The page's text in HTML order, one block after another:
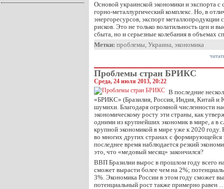
Основой украинской экономики и экспорта с
горно-металлургический комплекс. Но, в
энергоресурсов, экспорт металлопродукции
рисков. Это не только волатильность цен и
сбыта, но и серьезные колебания в объемах
Метки: проблемы, Украина, экономика
Проблемы стран БРИКС
Среда, 24 июля 2013, 20:22
В последние
«БРИКС» (Бразилия, Россия, Индия, Китай и
шумихи. Благодаря огромной численности
экономическому росту эти страны, как
одними из крупнейших экономик в мире, а в
крупной экономикой в мире уже к 2020
во многих других странах с
последнее время наблюдается резкий
это, что «медовый месяц» закончился?
ВВП Бразилии вырос в прошлом году всего
сможет вырасти более чем на 2%;
3%. Экономика России в этом году сможет
потенциальный рост также примерно равен